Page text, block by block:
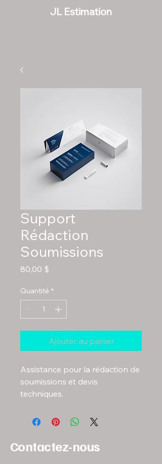
JL Estimation
Support
Rédaction
Soumissions
80,00 $
Quantité *
Ajouter au panier
Assistance pour la rédaction de
soumissions et devis
techniques.
Contactez-nous